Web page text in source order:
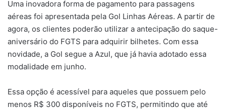
Uma inovadora forma de pagamento para passagens
aéreas foi apresentada pela Gol Linhas Aéreas. A partir de
agora, os clientes poderão utilizar a antecipação do saque-
aniversário do FGTS para adquirir bilhetes. Com essa
novidade, a Gol segue a Azul, que já havia adotado essa
modalidade em junho.
Essa opção é acessível para aqueles que possuem pelo
menos R$ 300 disponíveis no FGTS, permitindo que até